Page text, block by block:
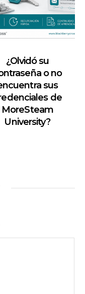
¿Olvidó su
o no
sus
de
MoreSteam
University?